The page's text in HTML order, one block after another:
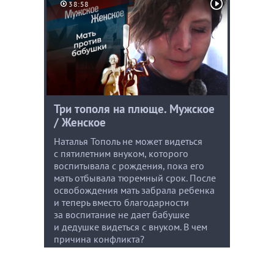
38:58
Три тополя на плюще. Мужское
/ Женское
Наталья Тополь не может видеться
с пятилетним внуком, которого
воспитывала с рождения, пока его
мать отбывала тюремный срок. После
освобождения мать забрала ребенка
и теперь вместо благодарности
за воспитание не дает бабушке
и дедушке видеться с внуком. В чем
причина конфликта?